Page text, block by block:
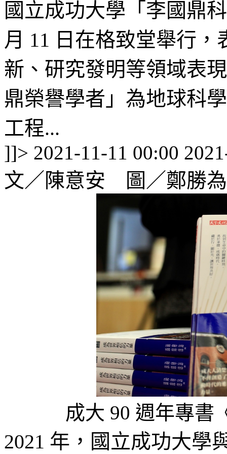
國立成功大學 「李國鼎
月 11 日在格致堂舉行
新、研究發明等領域表
鼎榮譽學者」為地球科
工程...
]]> 2021-11-11 00:00
文／陳意安 圖／鄭勝為
成大 90 週年專書
2021 年，國立成功大學